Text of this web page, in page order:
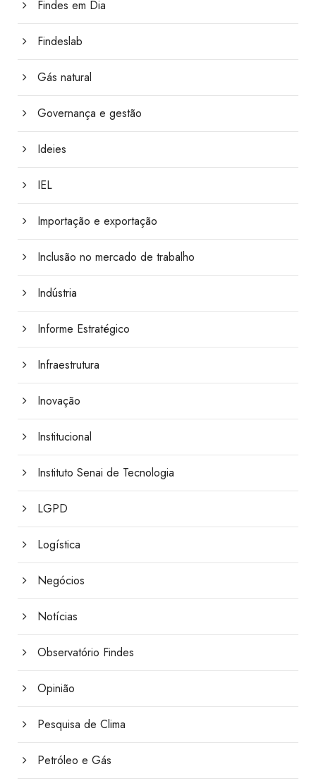
Findes em Dia
Findeslab
Gás natural
Governança e gestão
Ideies
IEL
Importação e exportação
Inclusão no mercado de trabalho
Indústria
Informe Estratégico
Infraestrutura
Inovação
Institucional
Instituto Senai de Tecnologia
LGPD
Logística
Negócios
Notícias
Observatório Findes
Opinião
Pesquisa de Clima
Petróleo e Gás